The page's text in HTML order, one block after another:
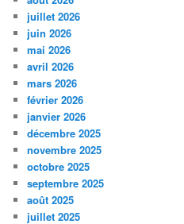
juillet 2026
juin 2026
mai 2026
avril 2026
mars 2026
février 2026
janvier 2026
décembre 2025
novembre 2025
octobre 2025
septembre 2025
août 2025
juillet 2025